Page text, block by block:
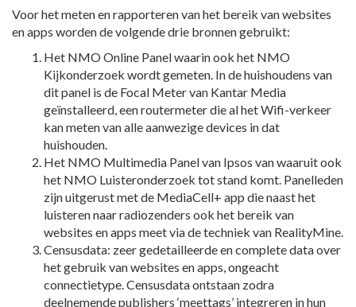
Voor het meten en rapporteren van het bereik van websites
en apps worden de volgende drie bronnen gebruikt:
Het NMO Online Panel waarin ook het NMO
Kijkonderzoek wordt gemeten. In de huishoudens van
dit panel is de Focal Meter van Kantar Media
geïnstalleerd, een routermeter die al het Wifi-verkeer
kan meten van alle aanwezige devices in dat
huishouden.
Het NMO Multimedia Panel van Ipsos van waaruit ook
het NMO Luisteronderzoek tot stand komt. Panelleden
zijn uitgerust met de MediaCell+ app die naast het
luisteren naar radiozenders ook het bereik van
websites en apps meet via de techniek van RealityMine.
Censusdata: zeer gedetailleerde en complete data over
het gebruik van websites en apps, ongeacht
connectietype. Censusdata ontstaan zodra
deelnemende publishers ‘meettags’ integreren in hun